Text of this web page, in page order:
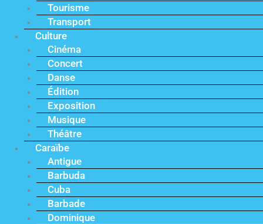
Tourisme
Transport
Culture
Cinéma
Concert
Danse
Édition
Exposition
Musique
Théâtre
Caraïbe
Antigue
Barbuda
Cuba
Barbade
Dominique